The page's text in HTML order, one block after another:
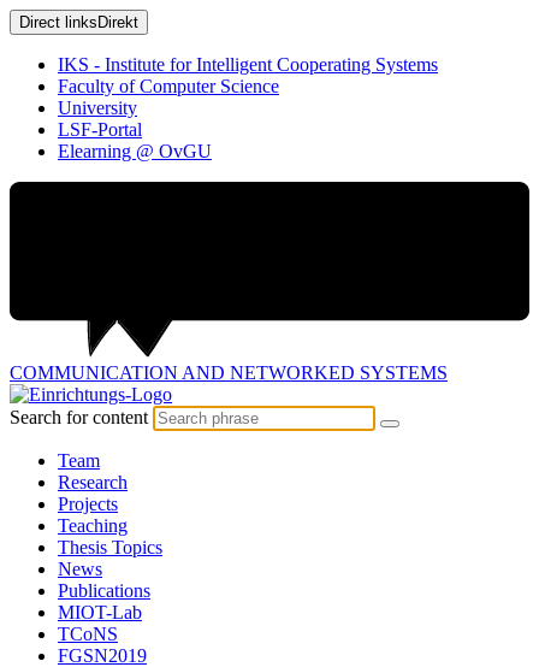
Direct links Direkt
IKS - Institute for Intelligent Cooperating Systems
Faculty of Computer Science
University
LSF-Portal
Elearning @ OvGU
COMMUNICATION AND NETWORKED SYSTEMS
Search for content
Team
Research
Projects
Teaching
Thesis Topics
News
Publications
MIOT-Lab
TCoNS
FGSN2019